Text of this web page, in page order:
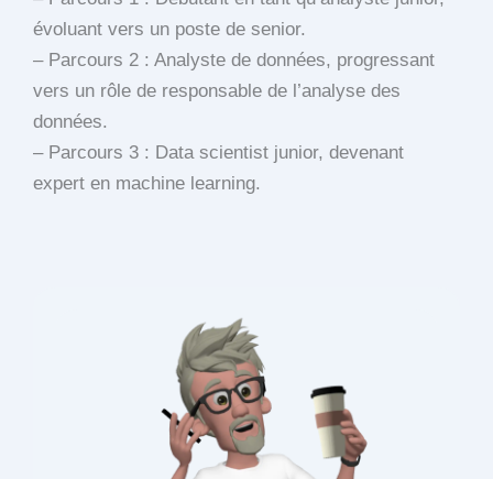
évoluant vers un poste de senior.
– Parcours 2 : Analyste de données, progressant
vers un rôle de responsable de l’analyse des
données.
– Parcours 3 : Data scientist junior, devenant
expert en machine learning.